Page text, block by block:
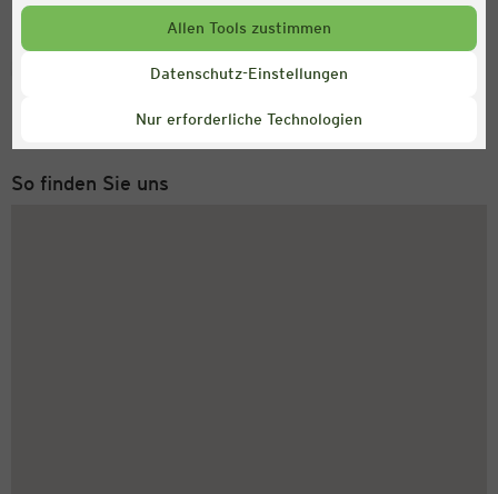
Allen Tools zustimmen
Datenschutz-Einstellungen
Nur erforderliche Technologien
Service Hotline
Montag bis Freitag 8-18 Uhr
So finden Sie uns